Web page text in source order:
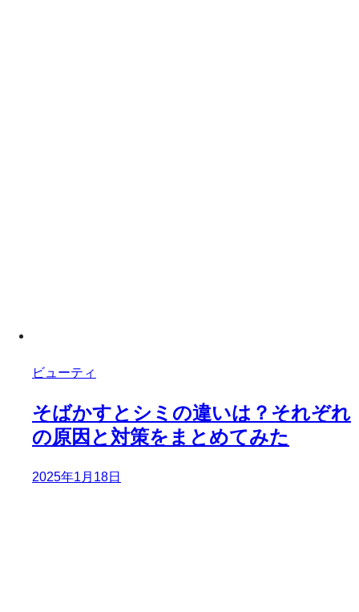
ビューティ
そばかすとシミの違いは？それぞれ
の原因と対策をまとめてみた
2025年1月18日